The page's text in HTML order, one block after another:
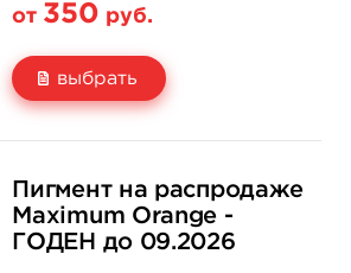
от 350 руб.
выбрать
700 руб.
350 руб.
купить
1 200 руб.
600 руб.
Пигмент на распродаже
Maximum Orange -
ГОДЕН до 09.2026